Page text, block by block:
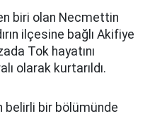
biri olan Necmettin
ilçesine bağlı Akifiye
Tok hayatını
olarak kurtarıldı.
belirli bir bölümünde